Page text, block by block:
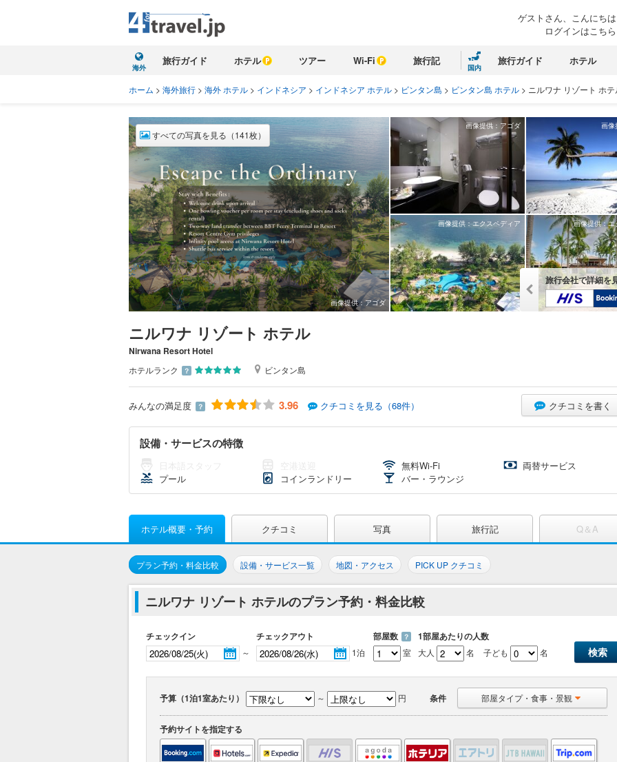
ゲストさん、こんにちは
ログインはこちら
海外
旅行ガイド ホテル ツアー Wi-Fi 旅行記
国内
旅行ガイド ホテル
ホーム > 海外旅行 > 海外 ホテル > インドネシア > インドネシア ホテル > ビンタン島 > ビンタン島 ホテル > ニルワナ リゾート ホテ
画像提供：アゴダ
すべての写真を見る（141枚）
画像提供：アゴダ 画像
画像提供：エクスペディア 画像提供：
旅行会社で詳細を
ニルワナ リゾート ホテル
Nirwana Resort Hotel
ホテルランク ？ ビンタン島
みんなの満足度 ？ 3.96 クチコミを見る（68件） クチコミを書く
設備・サービスの特徴
無料Wi-Fi
両替サービス
プール
コインランドリー バー・ラウンジ
ホテル概要・予約 クチコミ 写真 旅行記 Q＆A
プラン予約・料金比較 設備・サービス一覧 地図・アクセス PICK UP クチコミ
ニルワナ リゾート ホテルのプラン予約・料金比較
チェックイン
～
チェックアウト
1泊
部屋数 ？
室
1部屋あたりの人数
大人 名 子ども 名
予算（1泊1室あたり） ～ 円 条件 部屋タイプ・食事・景観
予約サイトを指定する